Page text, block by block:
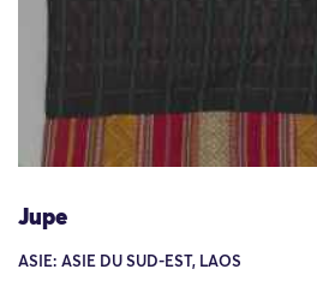
Jupe
ASIE: ASIE DU SUD-EST, LAOS